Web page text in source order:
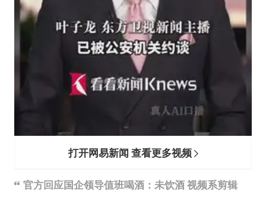
打开网易新闻 查看更多视频
官方回应国企领导值班喝酒：未饮酒 视频系剪辑